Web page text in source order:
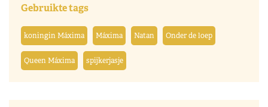
Gebruikte tags
koningin Máxima Máxima Natan Onder de loep
Queen Máxima spijkerjasje